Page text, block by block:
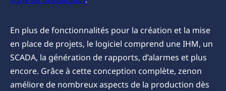
En plus de fonctionnalités pour la création et la mise
en place de projets, le logiciel comprend une IHM, un
SCADA, la génération de rapports, d’alarmes et plus
encore. Grâce à cette conception complète, zenon
améliore de nombreux aspects de la production dès